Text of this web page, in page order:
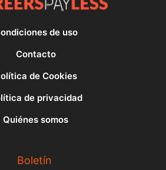
de uso
Contacto
de Cookies
de privacidad
Quiénes somos
Boletín